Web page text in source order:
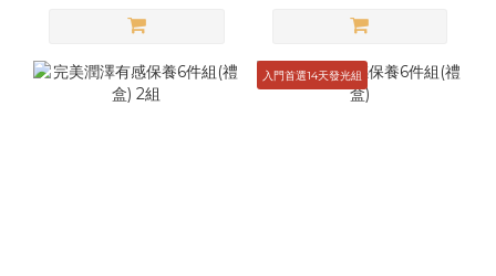
入門首選14天發光組